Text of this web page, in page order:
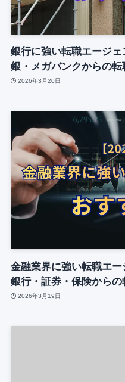
銀行に強い転職エージ
銀・メガバンクからの転
2026年3月20日
金融業界に強い転職エー
銀行・証券・保険からの
2026年3月19日